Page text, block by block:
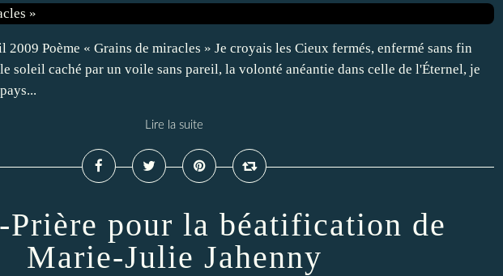
2009 Poème « Grains de miracles » Je croyais les Cieux fermés, enfermé sans fin
soleil caché par un voile sans pareil, la volonté anéantie dans celle de l'Éternel, je
Lire la suite
Prière pour la béatification de
Marie-Julie Jahenny